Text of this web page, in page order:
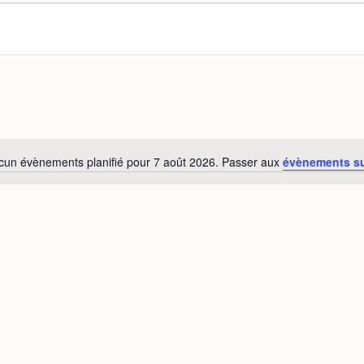
Notice
évènements planifié pour 7 août 2026. Passer aux évènements